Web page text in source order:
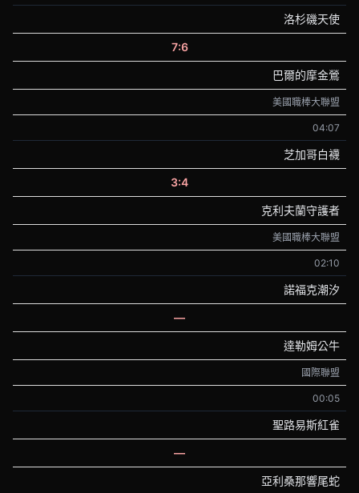
洛杉磯天使
7:6
巴爾的摩金鶯
美國職棒大聯盟
04:07
芝加哥白襪
3:4
克利夫蘭守護者
美國職棒大聯盟
02:10
諾福克潮汐
—
達勒姆公牛
國際聯盟
00:05
聖路易斯紅雀
—
亞利桑那響尾蛇